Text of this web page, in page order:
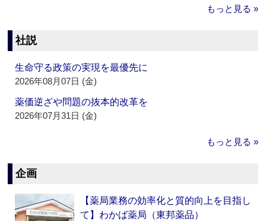
もっと見る »
社説
生命守る政策の実現を最優先に
2026年08月07日 (金)
薬価逆ざや問題の抜本的改革を
2026年07月31日 (金)
もっと見る »
企画
【薬局業務の効率化と質的向上を目指し
て】わかば薬局（東邦薬品）